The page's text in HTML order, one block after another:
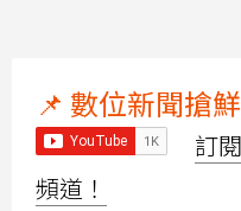
📌 數位新聞搶
訂
頻道！